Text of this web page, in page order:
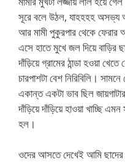
সূরে বলে উঠল, যাহহহহ অসভ্য
আর মামী পুকুরপার থেকে ফেরার
এসে হাতে মুখে জল দিয়ে বাড়ির
দাঁড়িয়ে গ্রামের ঠান্ডা হওয়া
চারপাশটা বেশ নিরিবিলি।
একান্ত একটা ভাব ছিল
দাঁড়িয়ে দাঁড়িয়ে হাওয়া খাচ্ছি
হল।
ওদের আসতে দেখেই আমি ছাদের